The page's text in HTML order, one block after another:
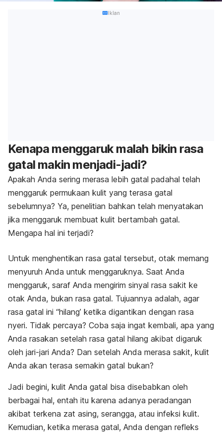
Iklan
Kenapa menggaruk malah bikin rasa
gatal makin menjadi-jadi?
Apakah Anda sering merasa lebih gatal padahal telah
menggaruk permukaan kulit yang terasa gatal
sebelumnya? Ya, penelitian bahkan telah menyatakan
jika menggaruk membuat kulit bertambah gatal.
Mengapa hal ini terjadi?
Untuk menghentikan rasa gatal tersebut, otak memang
menyuruh Anda untuk menggaruknya. Saat Anda
menggaruk, saraf Anda mengirim sinyal rasa sakit ke
otak Anda, bukan rasa gatal. Tujuannya adalah, agar
rasa gatal ini “hilang’ ketika digantikan dengan rasa
nyeri. Tidak percaya? Coba saja ingat kembali, apa yang
Anda rasakan setelah rasa gatal hilang akibat digaruk
oleh jari-jari Anda? Dan setelah Anda merasa sakit, kulit
Anda akan terasa semakin gatal bukan?
Jadi begini, kulit Anda gatal bisa disebabkan oleh
berbagai hal, entah itu karena adanya peradangan
akibat terkena zat asing, serangga, atau infeksi kulit.
Kemudian, ketika merasa gatal, Anda dengan refleks